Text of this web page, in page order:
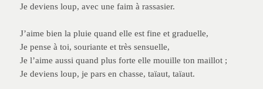
Je deviens loup, avec une faim à rassasier.
J’aime bien la pluie quand elle est fine et graduelle,
Je pense à toi, souriante et très sensuelle,
Je l’aime aussi quand plus forte elle mouille ton maillot ;
Je deviens loup, je pars en chasse, taïaut, taïaut.